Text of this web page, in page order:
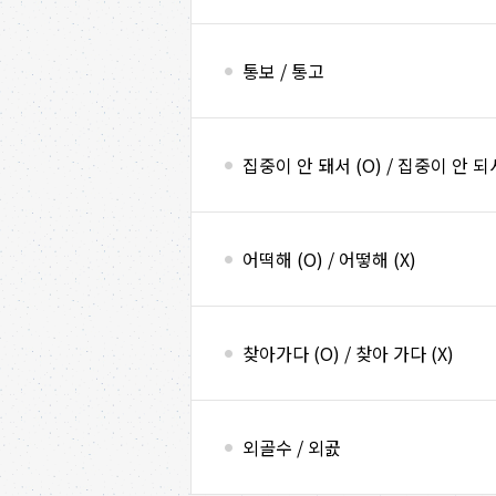
통보 / 통고
집중이 안 돼서 (O) / 집중이 안 되
어떡해 (O) / 어떻해 (X)
찾아가다 (O) / 찾아 가다 (X)
외골수 / 외곬